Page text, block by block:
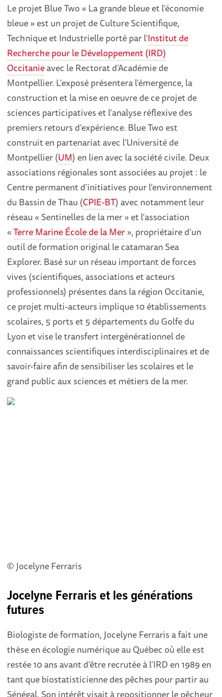
Le projet Blue Two « La grande bleue et l’économie
bleue » est un projet de Culture Scientifique,
Technique et Industrielle porté par l’Institut de
Recherche pour le Développement (IRD)
Occitanieavec le Rectorat d’Académie de
Montpellier. L’exposé présentera l’émergence, la
construction et la mise en oeuvre de ce projet de
sciences participatives et l’analyse réflexive des
premiers retours d’expérience. Blue Two est
construit en partenariat avec l’Université de
Montpellier (UM) en lien avec la société civile. Deux
associations régionales sont associées au projet : le
Centre permanent d’initiatives pour l’environnement
du Bassin de Thau (CPIE-BT) avec notamment leur
réseau « Sentinelles de la mer » et l’association
«Terre Marine École de la Mer», propriétaire d’un
outil de formation original le catamaran Sea
Explorer. Basé sur un réseau important de forces
vives (scientifiques, associations et acteurs
professionnels) présentes dans la région Occitanie,
ce projet multi-acteurs implique 10 établissements
scolaires, 5 ports et 5 départements du Golfe du
Lyon et vise le transfert intergénérationnel de
connaissances scientifiques interdisciplinaires et de
savoir-faire afin de sensibiliser les scolaires et le
grand public aux sciences et métiers de la mer.
© Jocelyne Ferraris
Jocelyne Ferraris et les générations
futures
Biologiste de formation, Jocelyne Ferraris a fait une
thèse en écologie numérique au Québec où elle est
restée 10 ans avant d’être recrutée à l’IRD en 1989 en
tant que biostatisticienne des pêches pour partir au
Sénégal. Son intérêt visait à repositionner le pêcheur